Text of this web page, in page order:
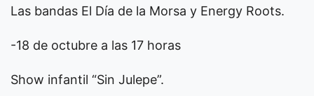
Las bandas El Día de la Morsa y Energy Roots.
-18 de octubre a las 17 horas
Show infantil “Sin Julepe”.